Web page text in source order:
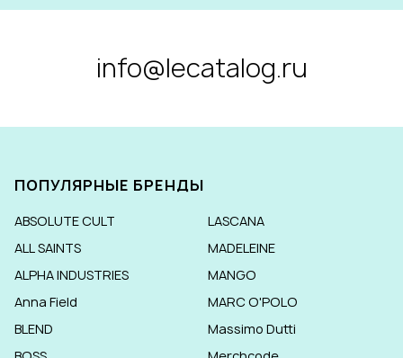
info@lecatalog.ru
ПОПУЛЯРНЫЕ БРЕНДЫ
ABSOLUTE CULT
ALL SAINTS
ALPHA INDUSTRIES
Anna Field
BLEND
LASCANA
MADELEINE
MANGO
MARC O'POLO
Massimo Dutti